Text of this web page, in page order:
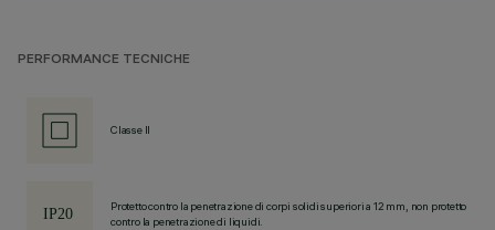
PERFORMANCE TECNICHE
Classe II
Protetto contro la penetrazione di corpi solidi superiori a 12 mm, non protetto
contro la penetrazione di liquidi.